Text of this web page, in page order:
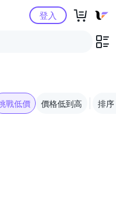
購物中心登入
戰低價 價格低到高 排序